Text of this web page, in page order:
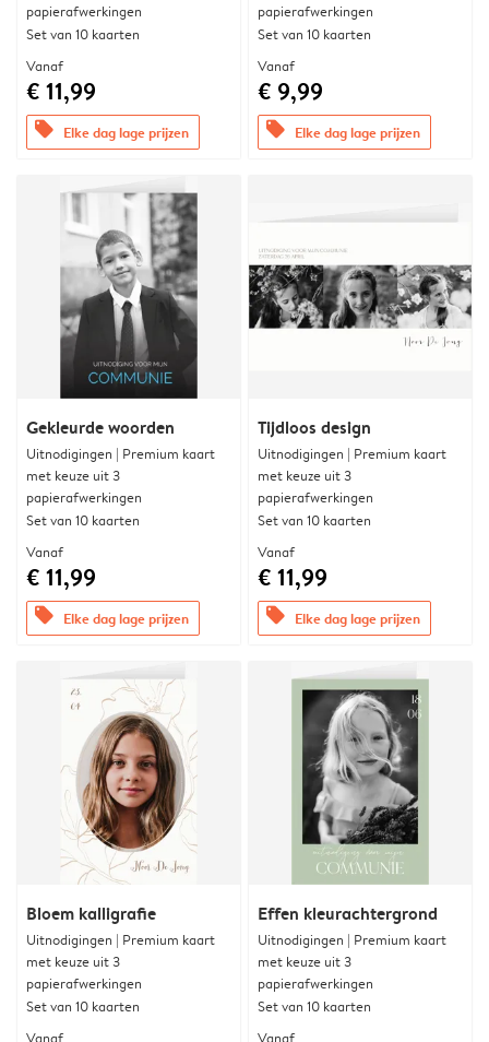
papierafwerkingen
Set van 10 kaarten
Vanaf
€ 11,99
offers Elke dag lage prijzen
papierafwerkingen
Set van 10 kaarten
Vanaf
€ 9,99
offers Elke dag lage prijzen
Gekleurde woorden
Uitnodigingen | Premium kaart
met keuze uit 3
papierafwerkingen
Set van 10 kaarten
Vanaf
€ 11,99
offers Elke dag lage prijzen
Tijdloos design
Uitnodigingen | Premium kaart
met keuze uit 3
papierafwerkingen
Set van 10 kaarten
Vanaf
€ 11,99
offers Elke dag lage prijzen
Bloem kalligrafie
Uitnodigingen | Premium kaart
met keuze uit 3
papierafwerkingen
Set van 10 kaarten
Vanaf
Effen kleurachtergrond
Uitnodigingen | Premium kaart
met keuze uit 3
papierafwerkingen
Set van 10 kaarten
Vanaf